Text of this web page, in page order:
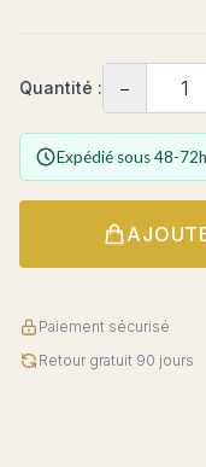
Quantité : −
Expédié sous 48-72h
Paiement sécurisé
Retour gratuit 90 jours